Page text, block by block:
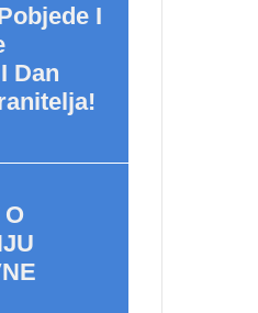
I
Dan
O